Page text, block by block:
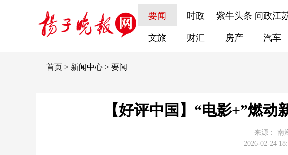
要闻 时政 紫牛头条 问政江
文旅 财汇 房产 汽车
首页 > 新闻中心 > 要闻
【好评中国】“电影+”燃
来源：
南
2026-02-24